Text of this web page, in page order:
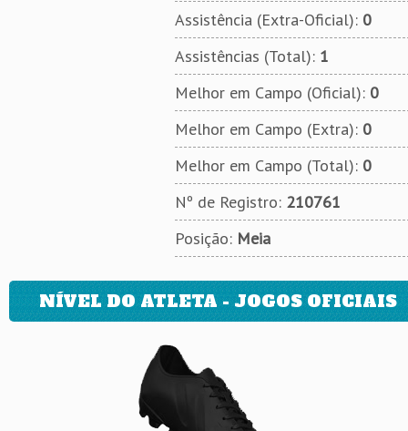
Assistência (Extra-Oficial): 0
Assistências (Total): 1
Melhor em Campo (Oficial): 0
Melhor em Campo (Extra): 0
Melhor em Campo (Total): 0
Nº de Registro: 210761
Posição: Meia
NÍVEL DO ATLETA - JOGOS OFICIAIS